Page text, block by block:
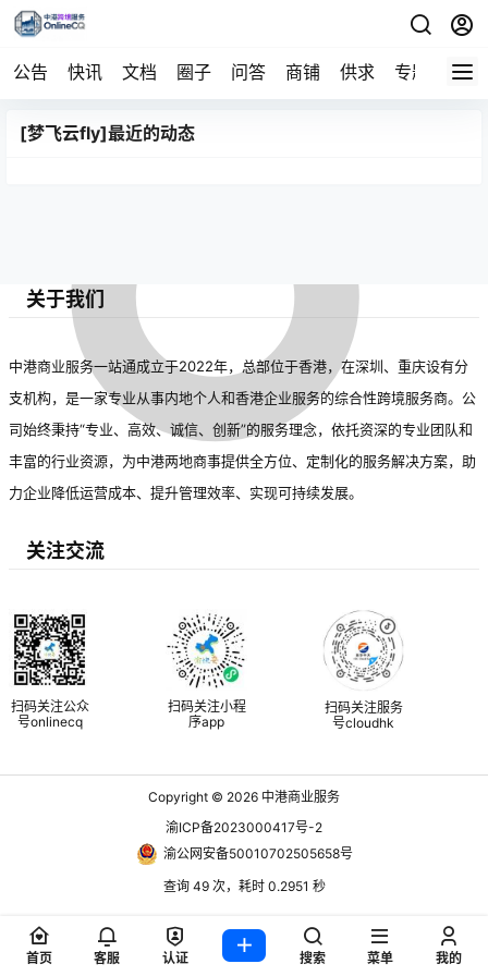
公告 快讯 文档 圈子 问答 商铺 供求 专题 导航
[梦飞云fly]最近的动态
关于我们
中港商业服务一站通成立于2022年，总部位于香港，在深圳、重庆设有分
支机构，是一家专业从事内地个人和香港企业服务的综合性跨境服务商。公
司始终秉持“专业、高效、诚信、创新”的服务理念，依托资深的专业团队和
丰富的行业资源，为中港两地商事提供全方位、定制化的服务解决方案，助
力企业降低运营成本、提升管理效率、实现可持续发展。
关注交流
扫码关注公众
号onlinecq
扫码关注小程
序app
扫码关注服务
号cloudhk
Copyright © 2026 中港商业服务
渝ICP备2023000417号-2
渝公网安备50010702505658号
查询 49 次，耗时 0.2951 秒
首页 客服 认证 搜索 菜单 我的